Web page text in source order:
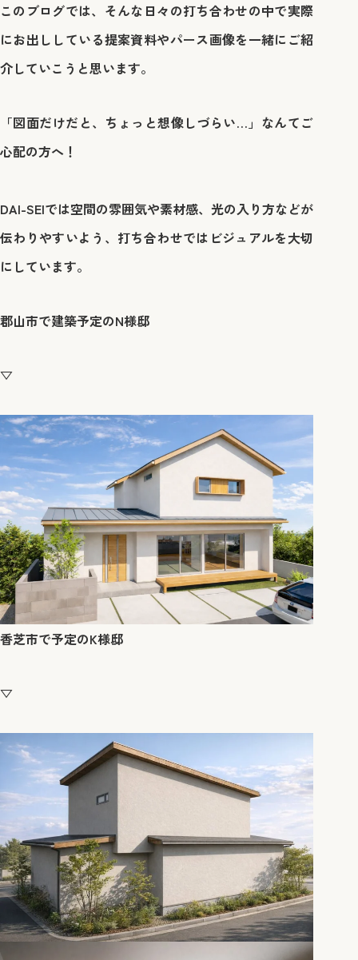
このブログでは、そんな日々の打ち合わせの中で実際
にお出ししている提案資料やパース画像を一緒にご紹
介していこうと思います。
「図面だけだと、ちょっと想像しづらい…」なんてご
心配の方へ！
DAI-SEIでは空間の雰囲気や素材感、光の入り方などが
伝わりやすいよう、打ち合わせではビジュアルを大切
にしています。
郡山市で建築予定のN様邸
▽
香芝市で予定のK様邸
▽